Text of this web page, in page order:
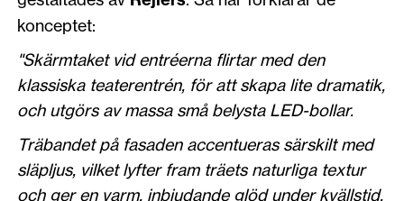
konceptet:
"Skärmtaket vid entréerna flirtar med den
klassiska teaterentrén, för att skapa lite dramatik,
och utgörs av massa små belysta LED-bollar.
Träbandet på fasaden accentueras särskilt med
släpljus, vilket lyfter fram träets naturliga textur
och ger en varm, inbjudande glöd under kvällstid.